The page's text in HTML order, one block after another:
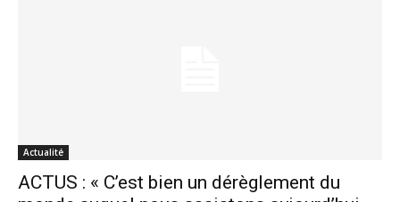
Actualité
ACTUS : « C’est bien un dérèglement du